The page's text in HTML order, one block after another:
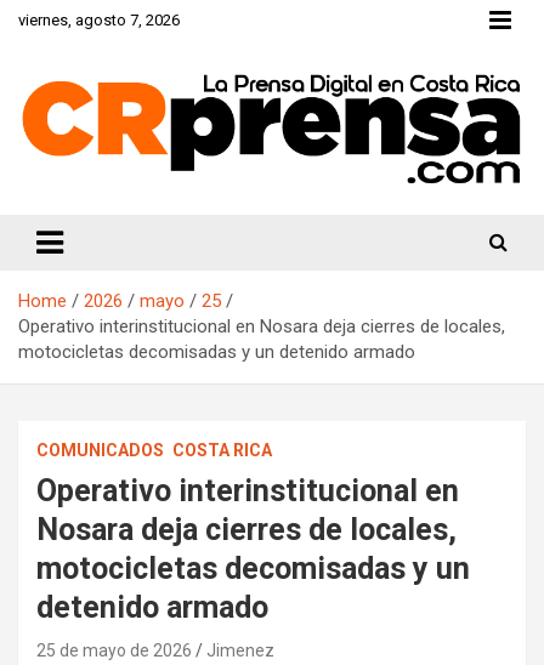
Skipviernes, agosto 7, 2026
Home 2026 mayo
25
Operativo interinstitucional en Nosara deja cierres de locales,
motocicletas decomisadas y un detenido armado
COMUNICADOS COSTA RICA
Operativo interinstitucional en
Nosara deja cierres de locales,
motocicletas decomisadas y un
detenido armado
25 de mayo de 2026 Jimenez